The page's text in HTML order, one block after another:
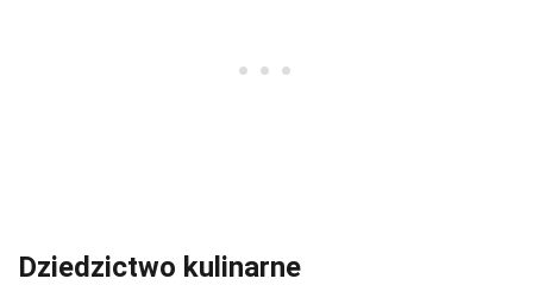
Dziedzictwo kulinarne